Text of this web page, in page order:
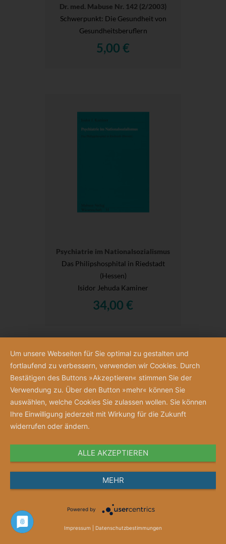
Dr. med. Mabuse Nr. 142 (2/2003)
Schwerpunkt: Die Gesundheit von
Gesundheitsberuflern
5,00 €
Psychiatrie im Nationalsozialismus
Das Philipshosphital in Riedstadt
(Hessen)
Isidor Jehuda Kaminer
34,00 €
Zum Verhältnis von Psychiatrie und
Aspekte einer vernunftkritischen
Um unsere Webseiten für Sie optimal zu gestalten und
fortlaufend zu verbessern, verwenden wir Cookies. Durch
Bestätigen des Buttons »Akzeptieren« stimmen Sie der
Verwendung zu. Über den Button »mehr« können Sie
auswählen, welche Cookies Sie zulassen wollen. Sie können
Ihre Einwilligung jederzeit mit Wirkung für die Zukunft
widerrufen oder ändern.
ALLE AKZEPTIEREN
MEHR
Powered by
Impressum Datenschutzbestimmungen